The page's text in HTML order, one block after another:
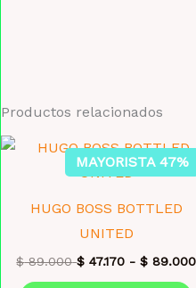
Productos relacionados
MAYORISTA 47%
HUGO BOSS BOTTLED
UNITED
$89.000 $ 47.170 -$ 89.000